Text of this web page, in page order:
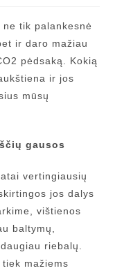
tik palankesnė
ir daro mažiau
pėdsaką. Kokią
ir jos
mūsų
gausos
vertingiausių
jos dalys
vištienos
baltymų,
riebalų.
mažiems